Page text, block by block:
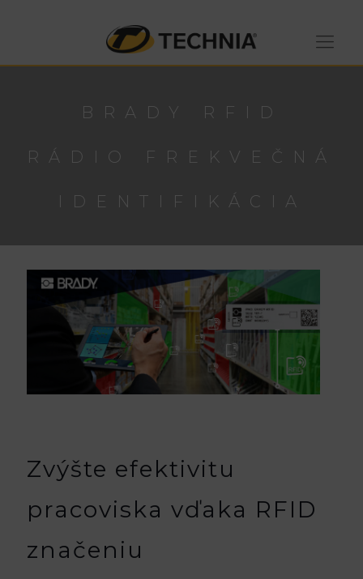
BRADY RFID
RÁDIO FREKVEČNÁ
IDENTIFIKÁCIA
Zvýšte efektivitu
pracoviska vďaka RFID
značeniu